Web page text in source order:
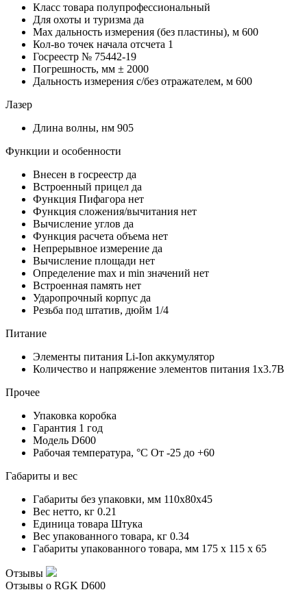
Класс товара полупрофессиональный
Для охоты и туризма да
Мах дальность измерения (без пластины), м 600
Кол-во точек начала отсчета 1
Госреестр № 75442-19
Погрешность, мм ± 2000
Дальность измерения с/без отражателем, м 600
Лазер
Длина волны, нм 905
Функции и особенности
Внесен в госреестр да
Встроенный прицел да
Функция Пифагора нет
Функция сложения/вычитания нет
Вычисление углов да
Функция расчета объема нет
Непрерывное измерение да
Вычисление площади нет
Определение mах и min значений нет
Встроенная память нет
Ударопрочный корпус да
Резьба под штатив, дюйм 1/4
Питание
Элементы питания Li-Ion аккумулятор
Количество и напряжение элементов питания 1х3.7В
Прочее
Упаковка коробка
Гарантия 1 год
Модель D600
Рабочая температура, °С От -25 до +60
Габариты и вес
Габариты без упаковки, мм 110х80х45
Вес нетто, кг 0.21
Единица товара Штука
Вес упакованного товара, кг 0.34
Габариты упакованного товара, мм 175 x 115 x 65
Отзывы
Отзывы о RGK D600